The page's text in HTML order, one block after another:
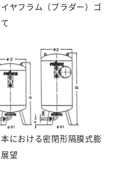
ヤフラム（ブラダー）ゴ
における密閉形隔膜式膨
望